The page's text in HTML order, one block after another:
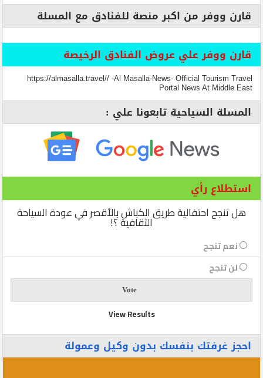
قارن ووفر من اكبر منصة للفنادق مع المسلة
قارن ووفر علي عروض الفنادق الرخيصة
https://almasalla.travel// -Al Masalla-News- Official Tourism Travel
Portal News At Middle East
المسلة السياحية تابعونا علي :
استطلاع رأي
هل تنجح احتفالية طريق الكباش بالأقصر في عودة السياحة
الثقافية ؟!
نعم تنجح
لن تنجح
View Results
احجز غرفتك بنفسك بدون وكيل وعمولة